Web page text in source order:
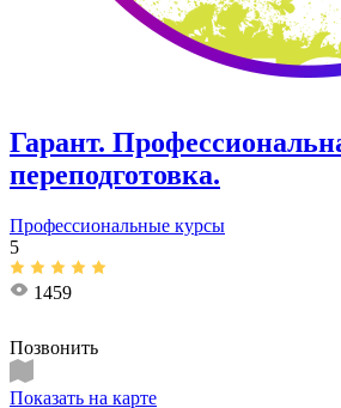
Гарант.
переподготовка.
Профессиональные курсы
5
1459
Позвонить
Показать на карте